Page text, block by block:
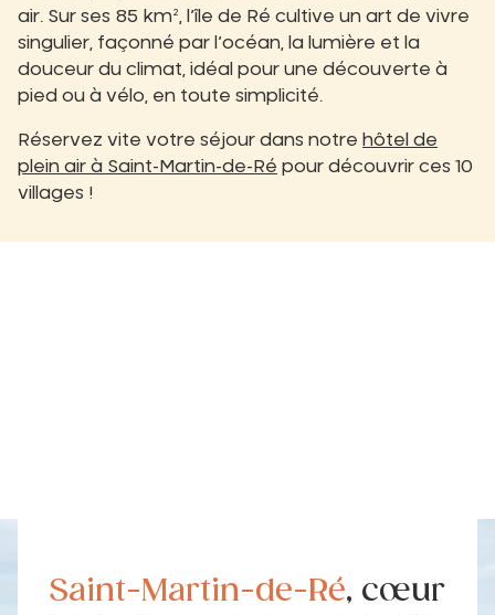
air. Sur ses 85 km², l’île de Ré cultive un art de vivre
singulier, façonné par l’océan, la lumière et la
douceur du climat, idéal pour une découverte à
pied ou à vélo, en toute simplicité.
Réservez vite votre séjour dans notre hôtel de
plein air à Saint-Martin-de-Ré pour découvrir ces 10
villages !
Saint-Martin-de-Ré, cœur